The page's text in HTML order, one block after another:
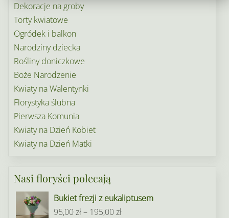
Dekoracje na groby
Torty kwiatowe
Ogródek i balkon
Narodziny dziecka
Rośliny doniczkowe
Boże Narodzenie
Kwiaty na Walentynki
Florystyka ślubna
Pierwsza Komunia
Kwiaty na Dzień Kobiet
Kwiaty na Dzień Matki
Nasi floryści polecają
Bukiet frezji z eukaliptusem
95,00zł– 195,00złZakres